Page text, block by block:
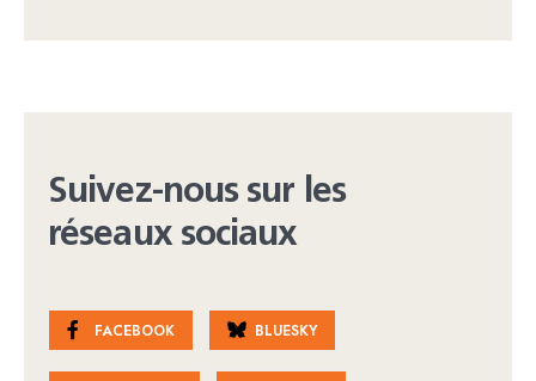
Suivez-nous sur les
réseaux sociaux
FACEBOOK BLUESKY